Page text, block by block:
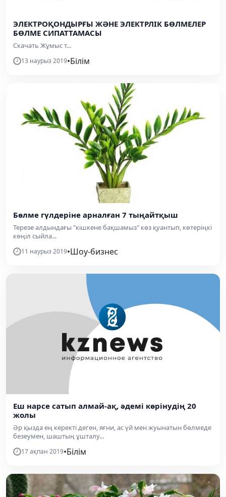
ЭЛЕКТРОҚОНДЫРҒЫ ЖӘНЕ ЭЛЕКТРЛІК БӨЛМЕЛЕР
БӨЛМЕ СИПАТТАМАСЫ
Скачать Жұмыс т...
13 наурыз 2019•Білім
Бөлме гүлдеріне арналған 7 тыңайтқыш
Терезе алдындағы "кішкене бақшамыз" көз қуантып, көтеріңкі
көңіл сыйла...
11 наурыз 2019•Шоу-бизнес
Еш нарсе сатып алмай-ақ, әдемі көрінудің 20
жолы
Әр қызда ең керекті деген, яғни, ас үй мен жуынатын бөлмеде
безеумен, шаштың ұшталу...
17 ақпан 2019•Білім